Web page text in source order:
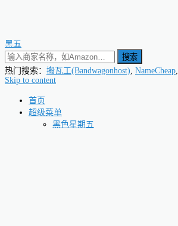
黑五
搜索
热门搜索： 搬瓦工(Bandwagonhost), NameCheap,
Skip to content
首页
超级菜单
黑色星期五